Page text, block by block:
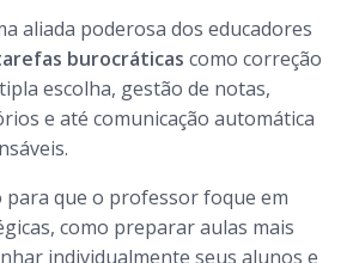
aliada poderosa dos educadores
burocráticas como correção
escolha, gestão de notas,
e até comunicação automática
que o professor foque em
como preparar aulas mais
individualmente seus alunos e